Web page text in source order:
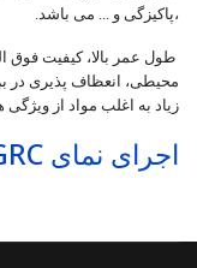
،پاکیزگی و ... می باشد.
طول عمر بالا، کیفیت فوق
محیطی، انعظاف پذیری در
زیاد به اغلب مواد از
اجرای نمای GRC